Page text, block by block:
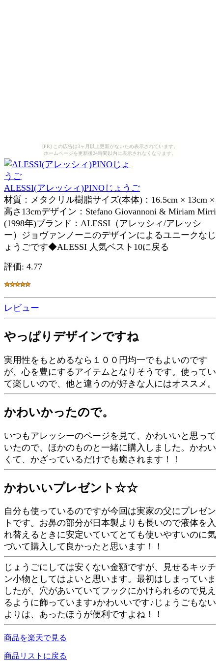
[PR] この広告は3ヶ月以上更新がないため表示されています。
ホームページを更新後24時間以内に表示されなくなります。
ALESSI(アレッシィ)PINOじょうご
材質：メタクリル樹脂サイズ(本体)：16.5cm × 13cm ×
高さ13cmデザイン：Stefano Giovannoni & Miriam Mirri
(1998年)ブランド：ALESSI（アレッシィ/アレッシ
ー）ジョヴァンノーニのデザインによるユニークなじ
ょうごです◆ALESSI 人気ベスト10に戻る
評価: 4.77
レビュー
やっぱりデザインですね
実用性をもとめるなら１００円均一でもよいのです
が、心を豊にするアイテムとなりそうです。使ってい
て楽しいので、他と違うのが好きな人にはオススメ。
かわいかったので。
いつもアレッシーのページを見て、かわいいと思って
いたので、ほかのものと一緒に購入しました。かわい
くて、かざっているだけでも癒されます！！
かわいいプレゼント☆☆
自分も使っているのですが今回は実家の父にプレゼン
トです。お鼻の部分が日本製よりも長いので液体を入
れ替えるときに安定いていてとても使いやすいのに気
づいて購入して良かったと思います！！
じょうごにしては安くない金額ですが、見せるキッチ
ン小物としてはよいと思います。最初はしまっていま
したが、穴があいていてフックにかけられるので見え
るように飾っています♪かわいいです♪じょうごもない
よりは、あったほうが便利ですよね！！
商品を楽天で見る
商品リストに戻る